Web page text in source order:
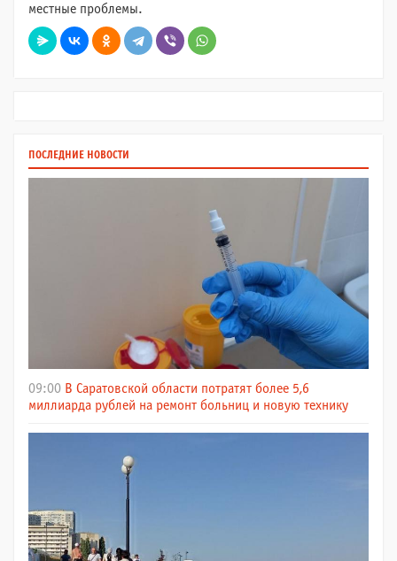
местные проблемы.
ПОСЛЕДНИЕ НОВОСТИ
09:00 В Саратовской области потратят более 5,6
миллиарда рублей на ремонт больниц и новую технику